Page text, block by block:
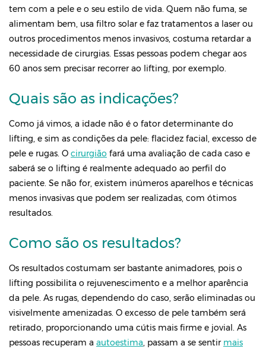
tem com a pele e o seu estilo de vida. Quem não fuma, se
alimentam bem, usa filtro solar e faz tratamentos a laser ou
outros procedimentos menos invasivos, costuma retardar a
necessidade de cirurgias. Essas pessoas podem chegar aos
60 anos sem precisar recorrer ao lifting, por exemplo.
Quais são as indicações?
Como já vimos, a idade não é o fator determinante do
lifting, e sim as condições da pele: flacidez facial, excesso de
pele e rugas. O cirurgião fará uma avaliação de cada caso e
saberá se o lifting é realmente adequado ao perfil do
paciente. Se não for, existem inúmeros aparelhos e técnicas
menos invasivas que podem ser realizadas, com ótimos
resultados.
Como são os resultados?
Os resultados costumam ser bastante animadores, pois o
lifting possibilita o rejuvenescimento e a melhor aparência
da pele. As rugas, dependendo do caso, serão eliminadas ou
visivelmente amenizadas. O excesso de pele também será
retirado, proporcionando uma cútis mais firme e jovial. As
pessoas recuperam a autoestima, passam a se sentir mais